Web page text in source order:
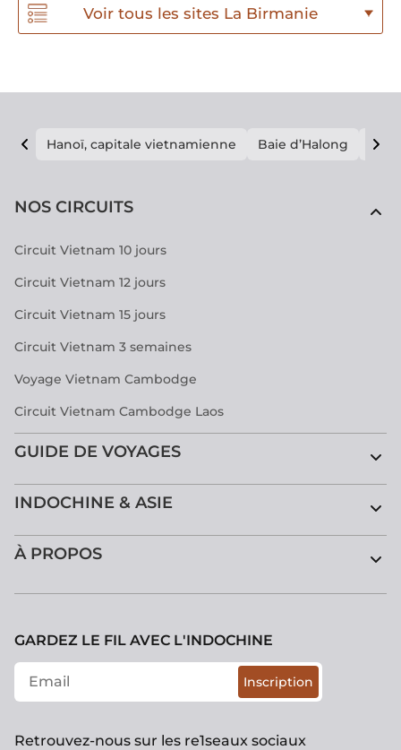
Voir tous les sites La Birmanie
Hanoï, capitale vietnamienne Baie d’Halong E
NOS CIRCUITS
Circuit Vietnam 10 jours
Circuit Vietnam 12 jours
Circuit Vietnam 15 jours
Circuit Vietnam 3 semaines
Voyage Vietnam Cambodge
Circuit Vietnam Cambodge Laos
GUIDE DE VOYAGES
INDOCHINE & ASIE
À PROPOS
GARDEZ LE FIL AVEC L'INDOCHINE
Inscription
Retrouvez-nous sur les re1seaux sociaux